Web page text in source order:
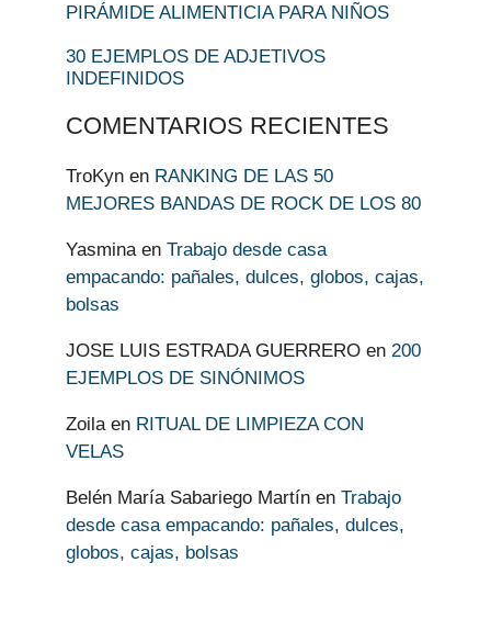
PIRÁMIDE ALIMENTICIA PARA NIÑOS
30 EJEMPLOS DE ADJETIVOS
INDEFINIDOS
COMENTARIOS RECIENTES
TroKyn en RANKING DE LAS 50
MEJORES BANDAS DE ROCK DE LOS 80
Yasminaen Trabajo desde casa
empacando: pañales, dulces, globos, cajas,
bolsas
JOSE LUIS ESTRADA GUERRERO en 200
EJEMPLOS DE SINÓNIMOS
Zoilaen RITUAL DE LIMPIEZA CON
VELAS
Belén María Sabariego Martín en Trabajo
desde casa empacando: pañales, dulces,
globos, cajas, bolsas